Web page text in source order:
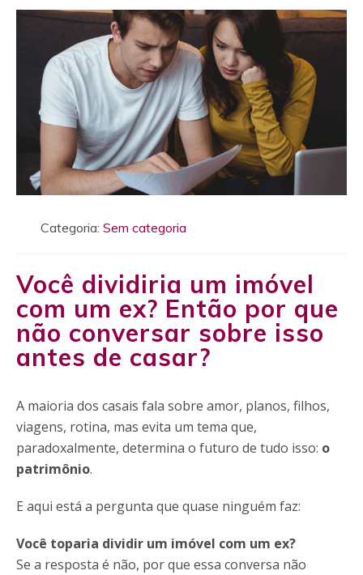
Categoria: Sem categoria
Você dividiria um imóvel
com um ex? Então por que
não conversar sobre isso
antes de casar?
A maioria dos casais fala sobre amor, planos, filhos,
viagens, rotina, mas evita um tema que,
paradoxalmente, determina o futuro de tudo isso: o
patrimônio.
E aqui está a pergunta que quase ninguém faz:
Você toparia dividir um imóvel com um ex?
Se a resposta é não, por que essa conversa não